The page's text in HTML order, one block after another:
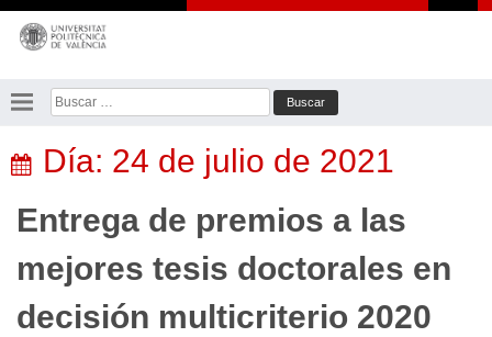
Saltar
contenido
Buscar:
Día: 24 de julio de 2021
Entrega de premios a las
mejores tesis doctorales en
decisión multicriterio 2020